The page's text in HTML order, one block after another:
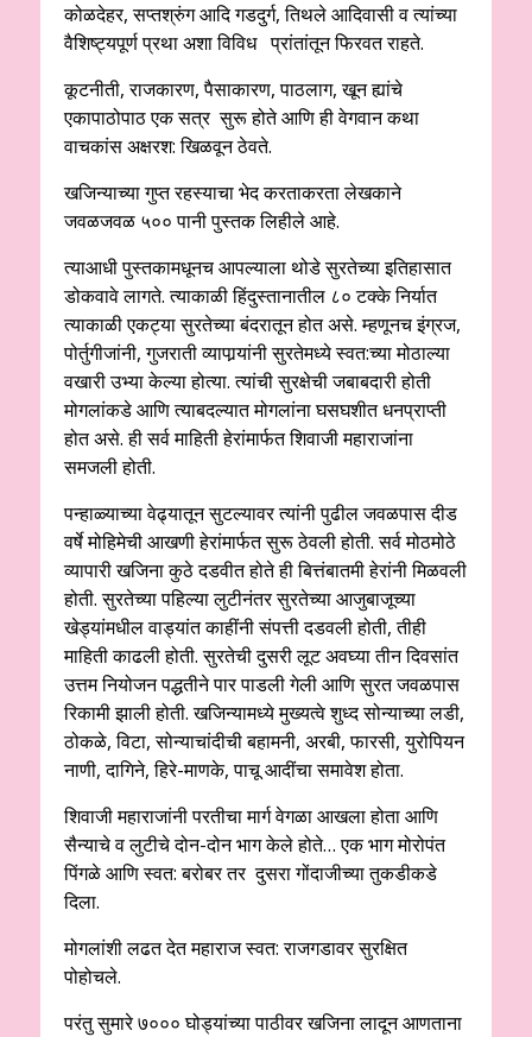
कोळदेहर, सप्तश्रुंग आदि गडदुर्ग, तिथले आदिवासी व त्यांच्या
वैशिष्ट्यपूर्ण प्रथा अशा विविध प्रांतांतून फिरवत राहते.
कूटनीती, राजकारण, पैसाकारण, पाठलाग, खून ह्यांचे
एकापाठोपाठ एक सत्र सुरू होते आणि ही वेगवान कथा
वाचकांस अक्षरश: खिळवून ठेवते.
खजिन्याच्या गुप्त रहस्याचा भेद करताकरता लेखकाने
जवळजवळ ५०० पानी पुस्तक लिहीले आहे.
त्याआधी पुस्तकामधूनच आपल्याला थोडे सुरतेच्या इतिहासात
डोकवावे लागते. त्याकाळी हिंदुस्तानातील ८० टक्के निर्यात
त्याकाळी एकट्या सुरतेच्या बंदरातून होत असे. म्हणूनच इंग्रज,
पोर्तुगीजांनी, गुजराती व्यापार्‍यांनी सुरतेमध्ये स्वत:च्या मोठाल्या
वखारी उभ्या केल्या होत्या. त्यांची सुरक्षेची जबाबदारी होती
मोगलांकडे आणि त्याबदल्यात मोगलांना घसघशीत धनप्राप्ती
होत असे. ही सर्व माहिती हेरांमार्फत शिवाजी महाराजांना
समजली होती.
पन्हाळ्याच्या वेढ्यातून सुटल्यावर त्यांनी पुढील जवळपास दीड
वर्षे मोहिमेची आखणी हेरांमार्फत सुरू ठेवली होती. सर्व मोठमोठे
व्यापारी खजिना कुठे दडवीत होते ही बित्तंबातमी हेरांनी मिळवली
होती. सुरतेच्या पहिल्या लुटीनंतर सुरतेच्या आजुबाजूच्या
खेड्यांमधील वाड्यांत काहींनी संपत्ती दडवली होती, तीही
माहिती काढली होती. सुरतेची दुसरी लूट अवघ्या तीन दिवसांत
उत्तम नियोजन पद्धतीने पार पाडली गेली आणि सुरत जवळपास
रिकामी झाली होती. खजिन्यामध्ये मुख्यत्वे शुध्द सोन्याच्या लडी,
ठोकळे, विटा, सोन्याचांदीची बहामनी, अरबी, फारसी, युरोपियन
नाणी, दागिने, हिरे-माणके, पाचू आदींचा समावेश होता.
शिवाजी महाराजांनी परतीचा मार्ग वेगळा आखला होता आणि
सैन्याचे व लुटीचे दोन-दोन भाग केले होते… एक भाग मोरोपंत
पिंगळे आणि स्वत: बरोबर तर दुसरा गोंदाजीच्या तुकडीकडे
दिला.
मोगलांशी लढत देत महाराज स्वत: राजगडावर सुरक्षित
पोहोचले.
परंतु सुमारे ७००० घोड्यांच्या पाठीवर खजिना लादून आणताना